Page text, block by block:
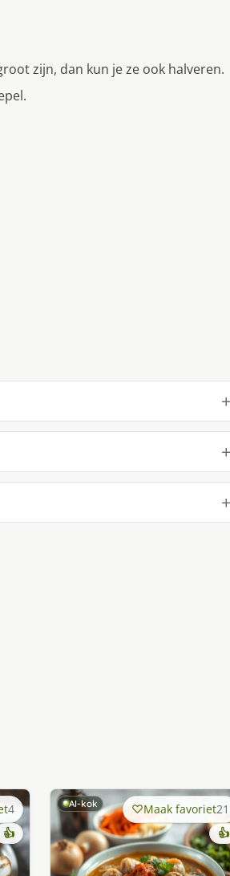
zijn, dan kun je ze ook halveren.
4
👍
AI-kok Maak favoriet21
👍